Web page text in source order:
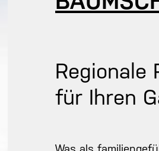
Regionale
für Ihren